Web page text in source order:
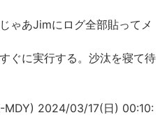
ゃあJimにログ全部貼ってメ
ぐに実行する。沙汰を寝て待
2024/03/17(日) 00:10: